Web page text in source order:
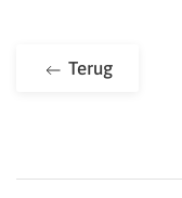
Terug